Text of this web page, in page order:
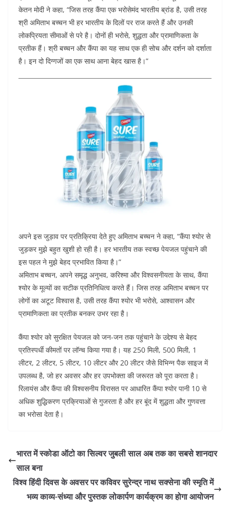
केतन मोदी ने कहा, “जिस तरह कैंपा एक भरोसेमंद भारतीय ब्रांड है, उसी तरह
श्री अमिताभ बच्चन भी हर भारतीय के दिलों पर राज करते हैं और उनकी
लोकप्रियता सीमाओं से परे है। दोनों ही भरोसे, शुद्धता और प्रामाणिकता के
प्रतीक हैं। श्री बच्चन और कैंपा का यह साथ एक ही सोच और दर्शन को दर्शाता
है। इन दो दिग्गजों का एक साथ आना बेहद खास है।”
अपने इस जुड़ाव पर प्रतिक्रिया देते हुए अमिताभ बच्चन ने कहा, “कैंपा श्योर से
जुड़कर मुझे बहुत खुशी हो रही है। हर भारतीय तक स्वच्छ पेयजल पहुंचाने की
इस पहल ने मुझे बेहद प्रभावित किया है।”
अमिताभ बच्चन, अपने समृद्ध अनुभव, करिश्मा और विश्वसनीयता के साथ, कैंपा
श्योर के मूल्यों का सटीक प्रतिनिधित्व करते हैं। जिस तरह अमिताभ बच्चन पर
लोगों का अटूट विश्वास है, उसी तरह कैंपा श्योर भी भरोसे, आश्वासन और
प्रामाणिकता का प्रतीक बनकर उभर रहा है।
कैंपा श्योर को सुरक्षित पेयजल को जन-जन तक पहुंचाने के उद्देश्य से बेहद
प्रतिस्पर्धी कीमतों पर लॉन्च किया गया है। यह 250 मिली, 500 मिली, 1
लीटर, 2 लीटर, 5 लीटर, 10 लीटर और 20 लीटर जैसे विभिन्न पैक साइज में
उपलब्ध है, जो हर अवसर और हर उपभोक्ता की जरूरत को पूरा करता है।
रिलायंस और कैंपा की विश्वसनीय विरासत पर आधारित कैंपा श्योर पानी 10 से
अधिक शुद्धिकरण प्रक्रियाओं से गुजरता है और हर बूंद में शुद्धता और गुणवत्ता
का भरोसा देता है।
भारत में स्कोडा ऑटो का सिल्वर जुबली साल अब तक का सबसे शानदार
साल बना
विश्व हिंदी दिवस के अवसर पर कविवर सुरेन्द्र नाथ सक्सेना की स्मृति में
भव्य काव्य-संध्या और पुस्तक लोकार्पण कार्यक्रम का होगा आयोजन